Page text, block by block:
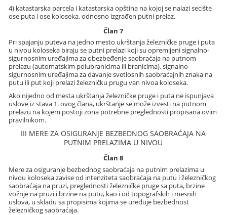
4) katastarska parcela i katastarska opština na kojoj se nalazi secište
ose puta i ose koloseka, odnosno izgrađen putni prelaz.
Član 7
Pri spajanju puteva na jedno mesto ukrštanja železničke pruge i puta
u nivou koloseka biraju se putni prelazi koji su opremljeni signalno-
sigurnosnim uređajima za obezbeđenje saobraćaja na putnom
prelazu (automatskim polubranicima ili branicima), signalno-
sigurnosnim uređajima za davanje svetlosnih saobraćajnih znaka na
putu ili put koji prelazi železničku prugu van nivoa koloseka.
Ako nijedno od mesta ukrštanja železničke pruge i puta ne ispunjava
uslove iz stava 1. ovog člana, ukrštanje se može izvesti na putnom
prelazu na kojem postoji zona potrebne preglednosti propisana ovim
pravilnikom.
III MERE ZA OSIGURANJE BEZBEDNOG SAOBRAĆAJA NA
PUTNIM PRELAZIMA U NIVOU
Član 8
Mere za osiguranje bezbednog saobraćaja na putnim prelazima u
nivou koloseka zavise od intenziteta saobraćaja na putu i železničkog
saobraćaja na pruzi, preglednosti železničke pruge sa puta, brzine
vožnje na pruzi i brzine na putu, kao i od topografskih i mesnih
uslova, u skladu sa propisima kojima se uređuje bezbednost
železničkog saobraćaja.